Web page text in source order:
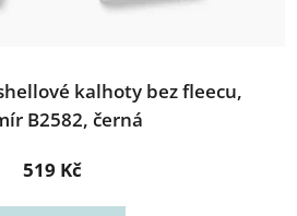
kalhoty bez fleecu,
B2582, černá
519 Kč